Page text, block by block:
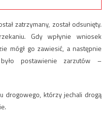
zatrzymany, został odsunięty.
Gdy wpłynie wniosek
mógł go zawiesić, a następnie
postawienie zarzutów –
drogowego, którzy jechali drogą